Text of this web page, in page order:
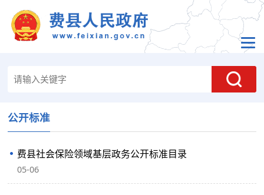
公开标准
费县社会保险领域基层政务公开标准目录
05-06